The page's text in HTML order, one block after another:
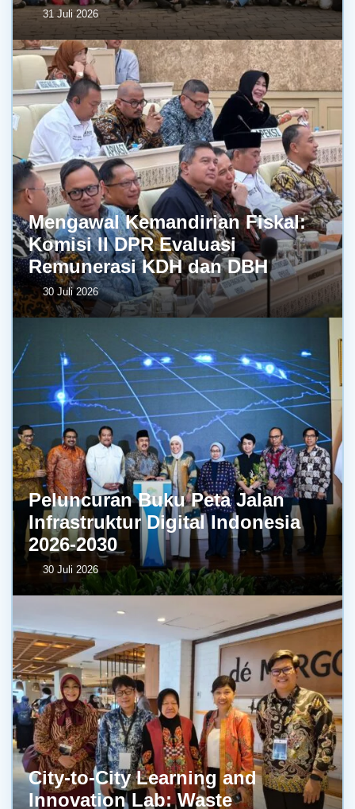
31 Juli 2026
Mengawal Kemandirian Fiskal:
Komisi II DPR Evaluasi
Remunerasi KDH dan DBH
30 Juli 2026
Peluncuran Buku Peta Jalan
Infrastruktur Digital Indonesia
2026-2030
30 Juli 2026
City-to-City Learning and
Innovation Lab: Waste